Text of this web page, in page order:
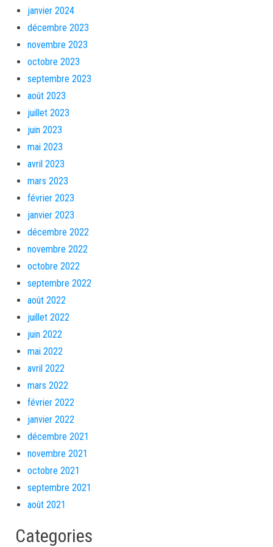
janvier 2024
décembre 2023
novembre 2023
octobre 2023
septembre 2023
août 2023
juillet 2023
juin 2023
mai 2023
avril 2023
mars 2023
février 2023
janvier 2023
décembre 2022
novembre 2022
octobre 2022
septembre 2022
août 2022
juillet 2022
juin 2022
mai 2022
avril 2022
mars 2022
février 2022
janvier 2022
décembre 2021
novembre 2021
octobre 2021
septembre 2021
août 2021
Categories